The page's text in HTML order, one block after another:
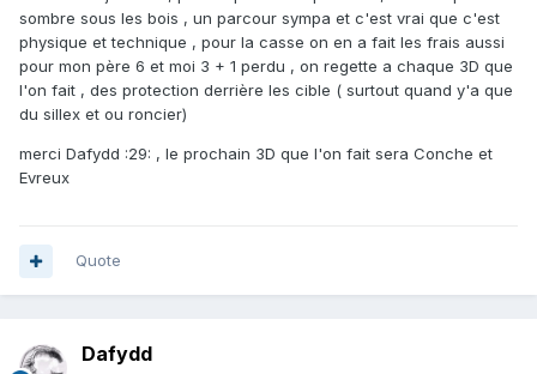
sombre sous les bois , un parcour sympa et c'est vrai que c'est
physique et technique , pour la casse on en a fait les frais aussi
pour mon père 6 et moi 3 + 1 perdu , on regette a chaque 3D que
l'on fait , des protection derrière les cible ( surtout quand y'a que
du sillex et ou roncier)
merci Dafydd :29: , le prochain 3D que l'on fait sera Conche et
Evreux
Quote
Dafydd